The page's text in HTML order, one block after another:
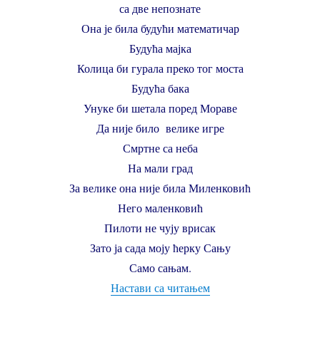
са две непознате
Она је била будући математичар
Будућа мајка
Колица би гурала преко тог моста
Будућа бака
Унуке би шетала поред Мораве
Да није било велике игре
Смртне са неба
На мали град
За велике она није била Миленковић
Него маленковић
Пилоти не чују врисак
Зато ја сада моју ћерку Сању
Само сањам.
Настави са читањем“Сања која се сања –